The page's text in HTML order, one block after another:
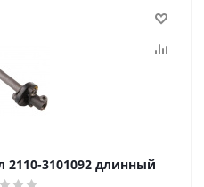
2110-3101092 длинный